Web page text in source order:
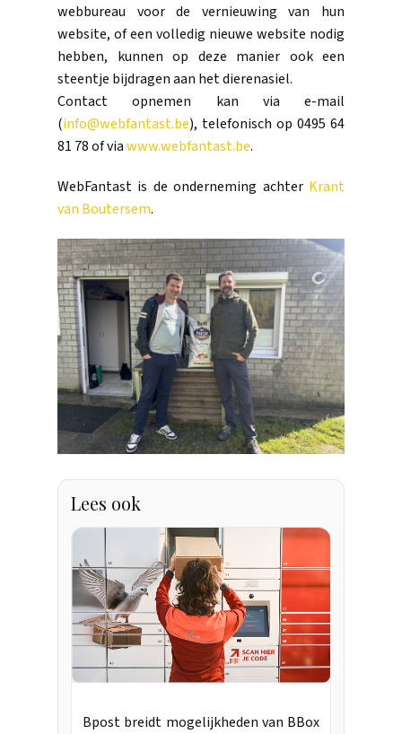
webbureau voor de vernieuwing van hun
website, of een volledig nieuwe website nodig
hebben, kunnen op deze manier ook een
steentje bijdragen aan het dierenasiel.
Contact opnemen kan via e-mail
(info@webfantast.be), telefonisch op 0495 64
81 78 of viawww.webfantast.be.
WebFantast is de onderneming achter Krant
van Boutersem.
Lees ook
Bpost breidt mogelijkheden van BBox